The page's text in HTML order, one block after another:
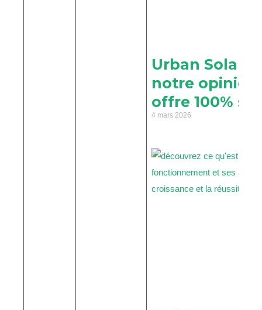
Urban Solar
notre opinion
offre 100%
4 mars 2026